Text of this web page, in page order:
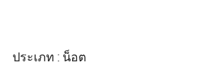
ประเภท : น็อต